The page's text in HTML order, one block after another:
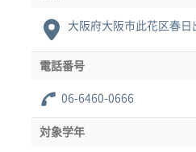
大阪府大阪市此花区春
電話番号
06-6460-0666
対象学年